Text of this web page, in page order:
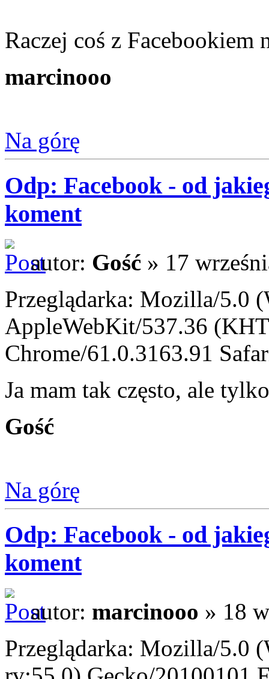
Raczej coś z Facebookiem
marcinooo
Na górę
Odp: Facebook - od
koment
autor: Gość » 17
Przeglądarka: Mozilla/5.0
AppleWebKit/537.36
Chrome/61.0.3163.91
Ja mam tak często, ale
Gość
Na górę
Odp: Facebook - od
koment
autor: marcinooo » 18
Przeglądarka: Mozilla/5.0